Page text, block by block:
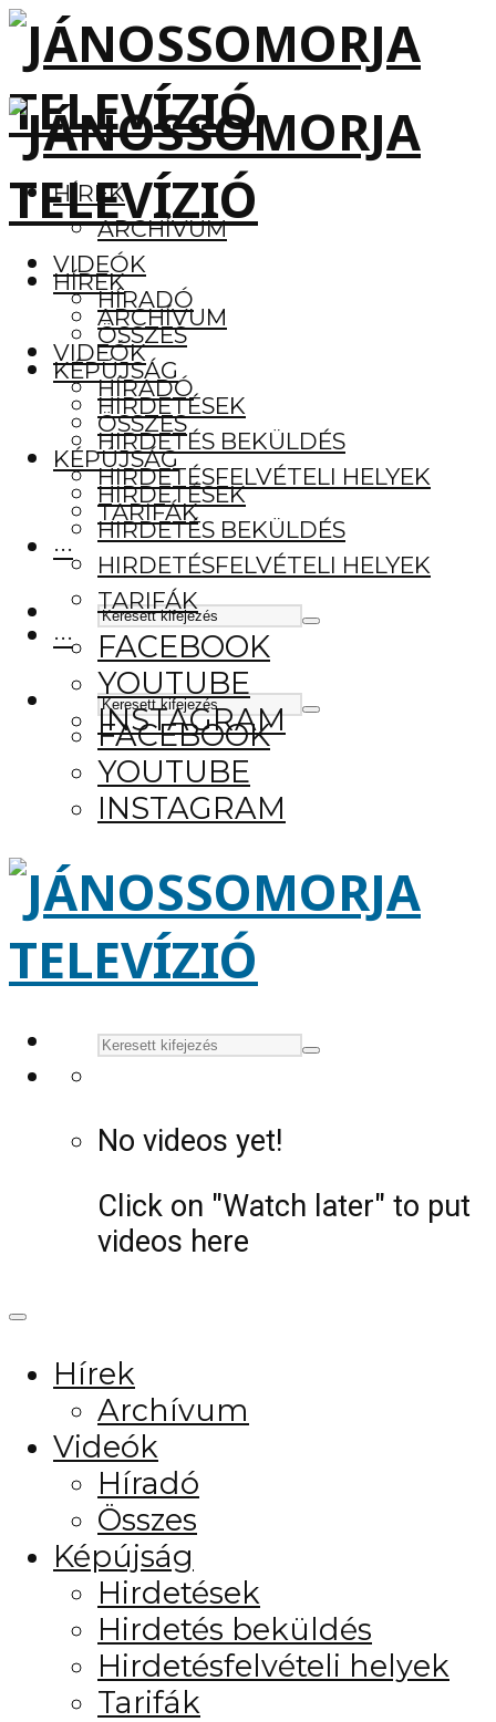
HÍREK
ARCHÍVUM
VIDEÓK
HÍRADÓ
ÖSSZES
KÉPÚJSÁG
HIRDETÉSEK
HIRDETÉS BEKÜLDÉS
HIRDETÉSFELVÉTELI HELYEK
TARIFÁK
···
FACEBOOK
YOUTUBE
INSTAGRAM
HÍREK
ARCHÍVUM
VIDEÓK
HÍRADÓ
ÖSSZES
KÉPÚJSÁG
HIRDETÉSEK
HIRDETÉS BEKÜLDÉS
HIRDETÉSFELVÉTELI HELYEK
TARIFÁK
···
FACEBOOK
YOUTUBE
INSTAGRAM
No videos yet!
Click on "Watch later" to put
videos here
Hírek
Archívum
Videók
Híradó
Összes
Képújság
Hirdetések
Hirdetés beküldés
Hirdetésfelvételi helyek
Tarifák